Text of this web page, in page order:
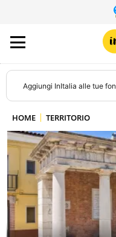
Aggiungi InItalia alle tue
HOME TERRITORIO